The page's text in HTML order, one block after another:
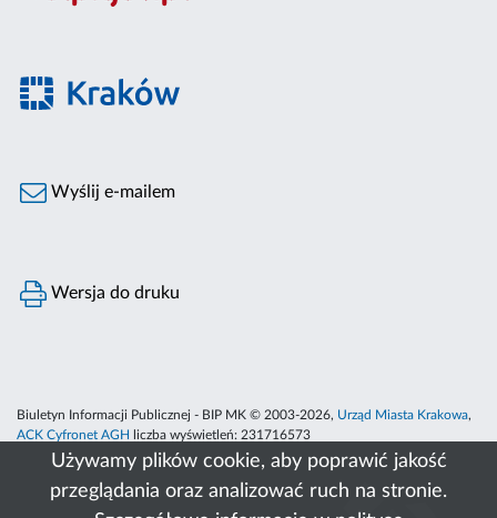
Używamy plików cookie, aby poprawić jakość
przeglądania oraz analizować ruch na stronie.
Wyślij e-mailem
Wersja do druku
Biuletyn Informacji Publicznej - BIP MK © 2003-2026, Urząd Miasta Krakowa,
ACK Cyfronet AGH
liczba wyświetleń: 231716573